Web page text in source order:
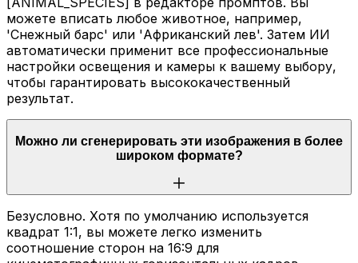
можете вписать любое животное, например,
'Снежный барс' или 'Африканский лев'. Затем ИИ
автоматически применит все профессиональные
настройки освещения и камеры к вашему выбору,
чтобы гарантировать высококачественный
результат.
Можно ли сгенерировать эти изображения в более
широком формате?
Безусловно. Хотя по умолчанию используется
квадрат 1:1, вы можете легко изменить
соотношение сторон на 16:9 для